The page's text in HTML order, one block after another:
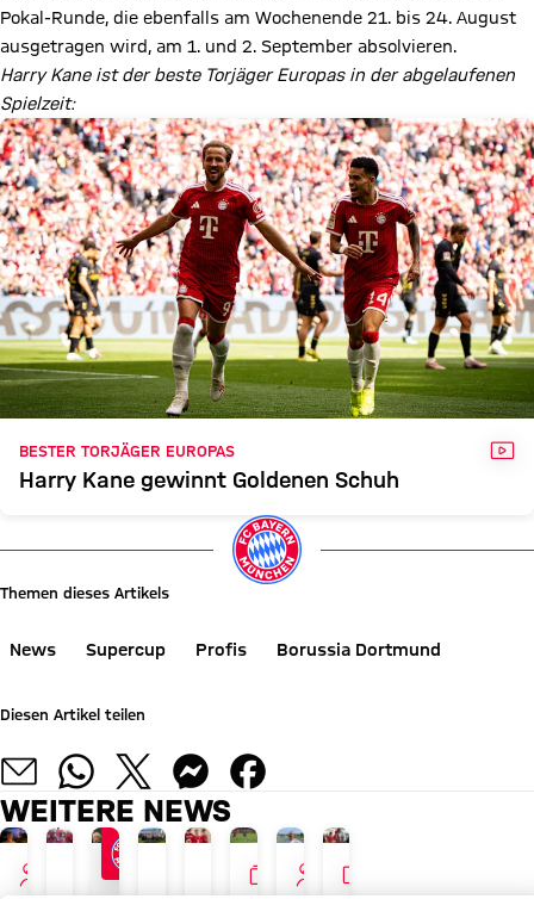
Pokal-Runde, die ebenfalls am Wochenende 21. bis 24. August
ausgetragen wird, am 1. und 2. September absolvieren.
Harry Kane ist der beste Torjäger Europas in der abgelaufenen
Spielzeit:
BESTER TORJÄGER EUROPAS
Harry Kane gewinnt Goldenen Schuh
Themen dieses Artikels
News Supercup Profis Borussia Dortmund
Diesen Artikel teilen
WEITERE NEWS
TOUR TALK
INTERVIEWPAULANER FANEVENT IN HONG KONG
AUDI SUMMER TOUR
JETZT INFORMIEREN
NEUER ADIDAS-LOOK
GALERIE
GALLERIE
TOUR TALK
INTERVIEW
VIDEO